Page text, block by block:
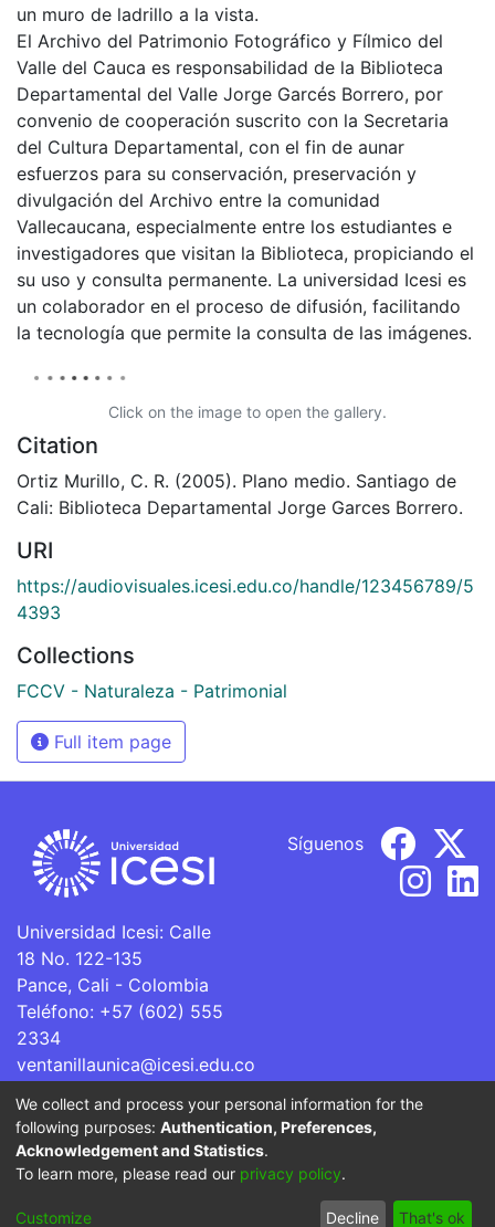
un muro de ladrillo a la vista.
El Archivo del Patrimonio Fotográfico y Fílmico del
Valle del Cauca es responsabilidad de la Biblioteca
Departamental del Valle Jorge Garcés Borrero, por
convenio de cooperación suscrito con la Secretaria
del Cultura Departamental, con el fin de aunar
esfuerzos para su conservación, preservación y
divulgación del Archivo entre la comunidad
Vallecaucana, especialmente entre los estudiantes e
investigadores que visitan la Biblioteca, propiciando el
su uso y consulta permanente. La universidad Icesi es
un colaborador en el proceso de difusión, facilitando
la tecnología que permite la consulta de las imágenes.
Click on the image to open the gallery.
Citation
Ortiz Murillo, C. R. (2005). Plano medio. Santiago de
Cali: Biblioteca Departamental Jorge Garces Borrero.
URI
https://audiovisuales.icesi.edu.co/handle/123456789/5
4393
Collections
FCCV - Naturaleza - Patrimonial
Full item page
Universidad Icesi: Calle
18 No. 122-135
Pance, Cali - Colombia
Teléfono: +57 (602) 555
2334
ventanillaunica@icesi.edu.co
Síguenos
La Universidad Icesi es una Institución de Educación
Superior que se encuentra sujeta a inspección y vigilancia
por parte del Ministerio de Educación Nacional.
Cookie
End User
Send
We collect and process your personal information for the
following purposes: Authentication, Preferences,
Acknowledgement and Statistics.
To learn more, please read our privacy policy.
Customize Decline That's ok